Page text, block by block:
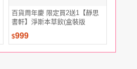
百貨周年慶 限定買2送1【靜思
書軒】淨斯本草飲(盒裝版
14g*12入) 3件組(慈濟共善)
$999